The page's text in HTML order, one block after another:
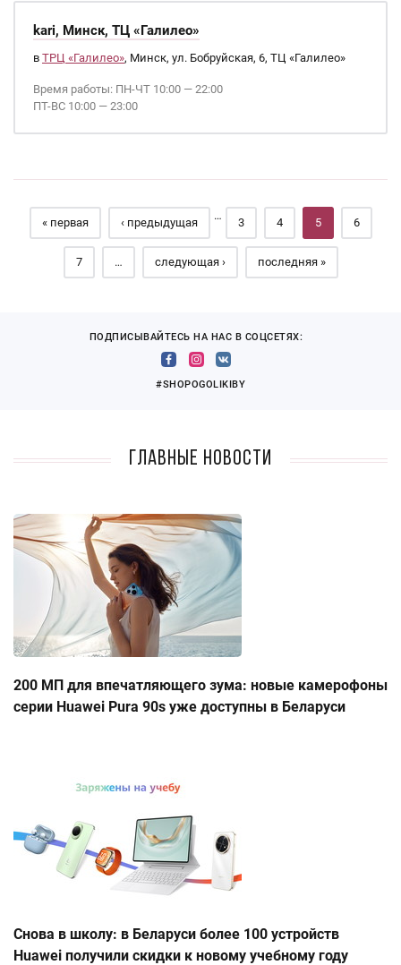
kari, Минск, ТЦ «Галилео»
в ТРЦ «Галилео», Минск, ул. Бобруйская, 6, ТЦ «Галилео»
Время работы: ПН-ЧТ 10:00 — 22:00
ПТ-ВС 10:00 — 23:00
Страницы
« первая ‹ предыдущая
…
3 4 5 6
7 … следующая › последняя »
ПОДПИСЫВАЙТЕСЬ НА НАС В СОЦСЕТЯХ:
#SHOPOGOLIKIBY
Главные новости
200 МП для впечатляющего зума: новые камерофоны
серии Huawei Pura 90s уже доступны в Беларуси
Снова в школу: в Беларуси более 100 устройств
Huawei получили скидки к новому учебному году